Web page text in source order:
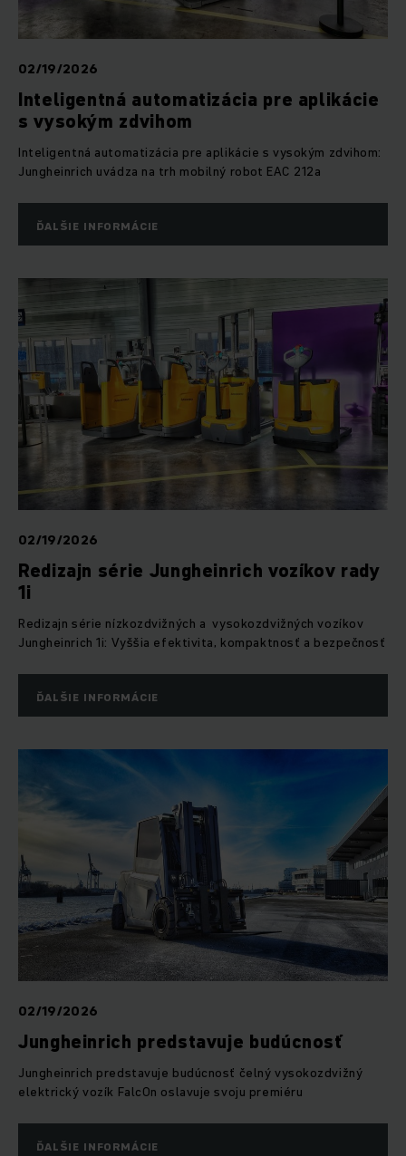
02/19/2026
Inteligentná automatizácia pre aplikácie
s vysokým zdvihom
Inteligentná automatizácia pre aplikácie s vysokým zdvihom:
Jungheinrich uvádza na trh mobilný robot EAC 212a
ĎALŠIE INFORMÁCIE
02/19/2026
Redizajn série Jungheinrich vozíkov rady
1i
Redizajn série nízkozdvižných a vysokozdvižných vozíkov
Jungheinrich 1i: Vyššia efektivita, kompaktnosť a bezpečnosť
ĎALŠIE INFORMÁCIE
02/19/2026
Jungheinrich predstavuje budúcnosť
Jungheinrich predstavuje budúcnosť čelný vysokozdvižný
elektrický vozík FalcOn oslavuje svoju premiéru
ĎALŠIE INFORMÁCIE